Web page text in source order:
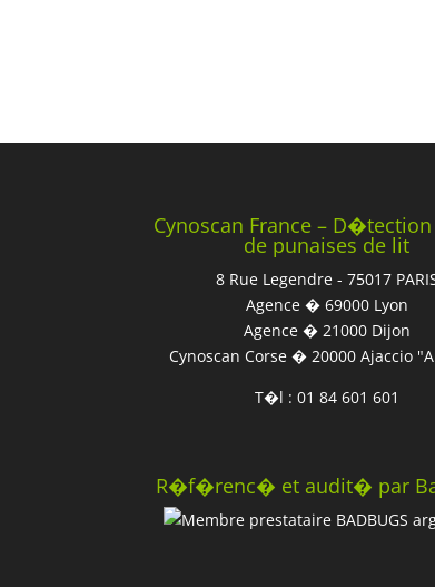
Cynoscan France –
de punaises de lit
8 Rue Legendre - 75017
Agence � 69000 Lyon
Agence � 21000 Dijon
Cynoscan Corse � 20000 Ajaccio
T�l : 01 84 601 601
R�f�renc� et audit� par